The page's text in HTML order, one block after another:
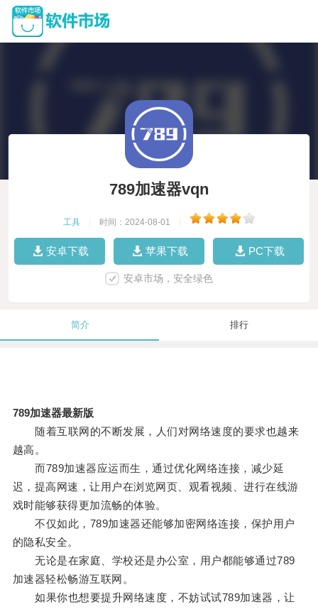
789加速器vqn
工具 时间：2024-08-01
安卓下载 苹果下载 PC下载
安卓市场，安全绿色
简介 排行
789加速器最新版
随着互联网的不断发展，人们对网络速度的要求也越来
越高。
而789加速器应运而生，通过优化网络连接，减少延
迟，提高网速，让用户在浏览网页、观看视频、进行在线游
戏时能够获得更加流畅的体验。
不仅如此，789加速器还能够加密网络连接，保护用户
的隐私安全。
无论是在家庭、学校还是办公室，用户都能够通过789
加速器轻松畅游互联网。
如果你也想要提升网络速度，不妨试试789加速器，让